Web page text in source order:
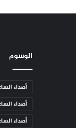
الوسوم
أصداء
أصداء
أصداء